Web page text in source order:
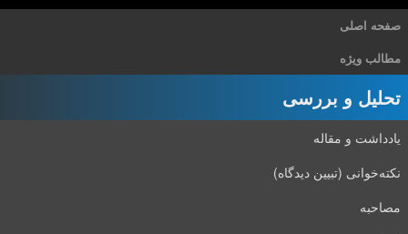
صفحه اصلی
مطالب ویژه
تحلیل و بررسی
یادداشت و مقاله
نکته‌خوانی (تبیین دیدگاه)
مصاحبه